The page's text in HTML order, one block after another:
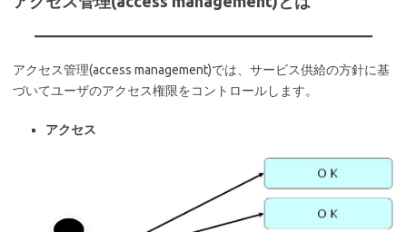
アクセス管理(access management)では、サービス供給の方針に基
づいてユーザのアクセス権限をコントロールします。
アクセス